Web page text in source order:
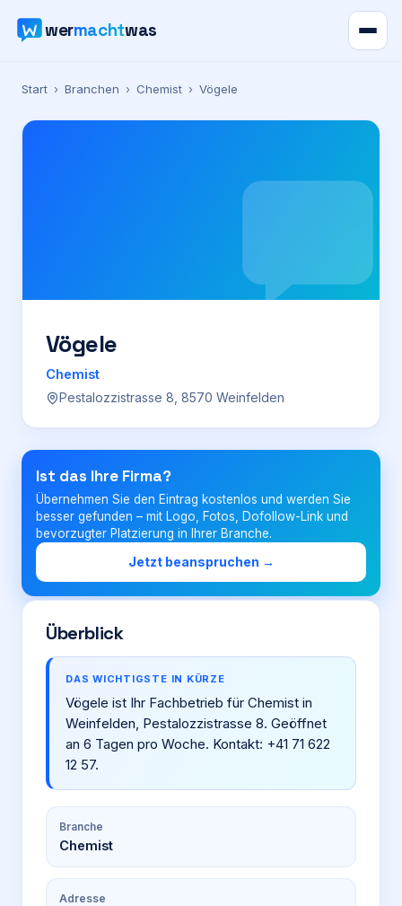
wermachtwas
Verzeichnis
Karte
Preise
Für Firmen
Login
Firma eintragen
Start › Branchen › Chemist › Vögele
Vögele
Chemist
Pestalozzistrasse 8, 8570 Weinfelden
Ist das Ihre Firma?
Übernehmen Sie den Eintrag kostenlos und werden Sie
besser gefunden – mit Logo, Fotos, Dofollow-Link und
bevorzugter Platzierung in Ihrer Branche.
Jetzt beanspruchen →
Überblick
DAS WICHTIGSTE IN KÜRZE
Vögele ist Ihr Fachbetrieb für Chemist in
Weinfelden, Pestalozzistrasse 8. Geöffnet
an 6 Tagen pro Woche. Kontakt: +41 71 622
12 57.
Branche
Chemist
Adresse